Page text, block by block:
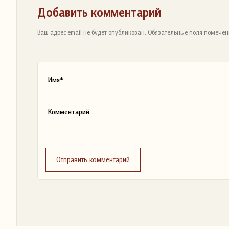
Добавить комментарий
Ваш адрес email не будет опубликован. Обязательные поля
Отправить комментарий